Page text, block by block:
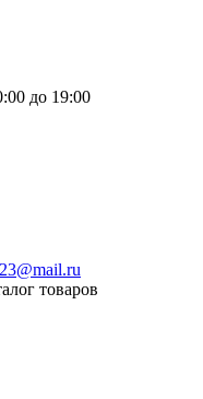
до 19:00
товаров